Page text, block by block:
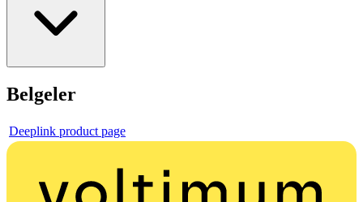
Belgeler
Deeplink product page